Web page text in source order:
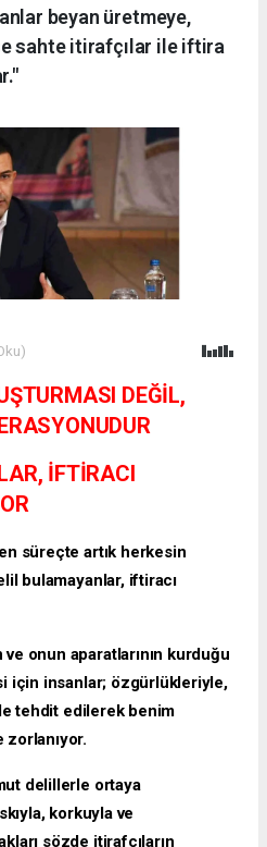
beyan üretmeye,
sahte itirafçılar ile iftira
DEĞİL,
İFTİRACI
süreçte artık herkesin
bulamayanlar, iftiracı
onun aparatlarının kurduğu
için insanlar; özgürlükleriyle,
tehdit edilerek benim
delillerle ortaya
korkuyla ve
sözde itirafçıların